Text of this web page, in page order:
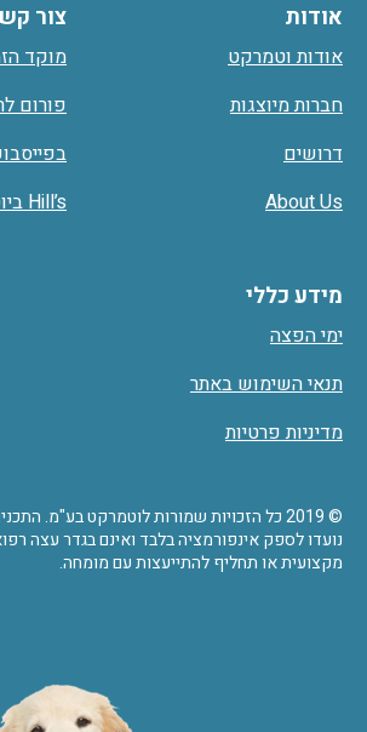
אודות
אודות וטמרקט
חברות מיוצגות
דרושים
About Us
מידע כללי
ימי הפצה
תנאי השימוש באתר
מדיניות פרטיות
צור
מוקד הזמנות:
פורום
Hill’s ביוטיוב
© 2019 כל הזכויות שמורות לוטמרקט בע"מ.
נועדו לספק אינפורמציה בלבד ואינם בגדר עצה
מקצועית או תחליף להתייעצות עם מומחה.